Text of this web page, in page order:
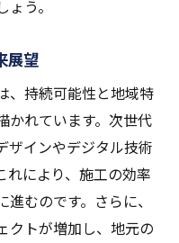
う。
展望
、持続可能性と地域特
かれています。次世代
ザインやデジタル技術
れにより、施工の効率
むのです。さらに、
クトが増加し、地元の